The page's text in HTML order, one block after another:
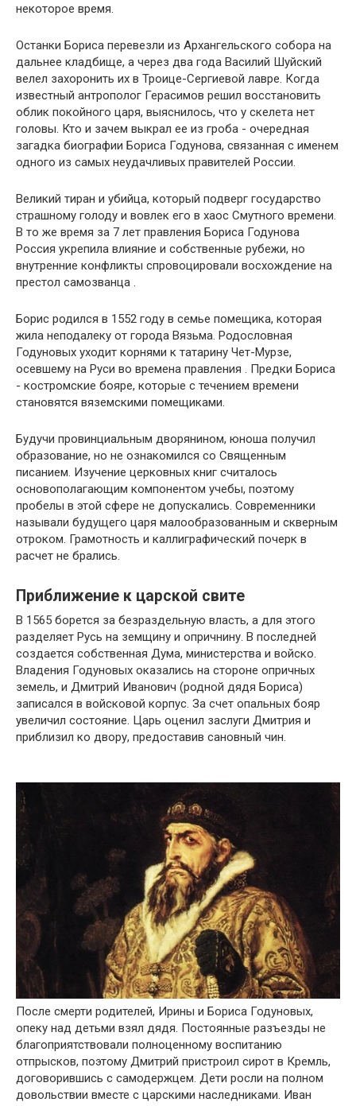
некоторое время.
Останки Бориса перевезли из Архангельского собора на
дальнее кладбище, а через два года Василий Шуйский
велел захоронить их в Троице-Сергиевой лавре. Когда
известный антрополог Герасимов решил восстановить
облик покойного царя, выяснилось, что у скелета нет
головы. Кто и зачем выкрал ее из гроба - очередная
загадка биографии Бориса Годунова, связанная с именем
одного из самых неудачливых правителей России.
Великий тиран и убийца, который подверг государство
страшному голоду и вовлек его в хаос Смутного времени.
В то же время за 7 лет правления Бориса Годунова
Россия укрепила влияние и собственные рубежи, но
внутренние конфликты спровоцировали восхождение на
престол самозванца .
Борис родился в 1552 году в семье помещика, которая
жила неподалеку от города Вязьма. Родословная
Годуновых уходит корнями к татарину Чет-Мурзе,
осевшему на Руси во времена правления . Предки Бориса
- костромские бояре, которые с течением времени
становятся вяземскими помещиками.
Будучи провинциальным дворянином, юноша получил
образование, но не ознакомился со Священным
писанием. Изучение церковных книг считалось
основополагающим компонентом учебы, поэтому
пробелы в этой сфере не допускались. Современники
называли будущего царя малообразованным и скверным
отроком. Грамотность и каллиграфический почерк в
расчет не брались.
Приближение к царской свите
В 1565 борется за безраздельную власть, а для этого
разделяет Русь на земщину и опричнину. В последней
создается собственная Дума, министерства и войско.
Владения Годуновых оказались на стороне опричных
земель, и Дмитрий Иванович (родной дядя Бориса)
записался в войсковой корпус. За счет опальных бояр
увеличил состояние. Царь оценил заслуги Дмитрия и
приблизил ко двору, предоставив сановный чин.
После смерти родителей, Ирины и Бориса Годуновых,
опеку над детьми взял дядя. Постоянные разъезды не
благоприятствовали полноценному воспитанию
отпрысков, поэтому Дмитрий пристроил сирот в Кремль,
договорившись с самодержцем. Дети росли на полном
довольствии вместе с царскими наследниками. Иван